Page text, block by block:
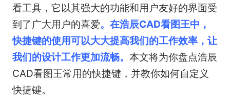
看工具，它以其强大的功能和用户友好的界面受
到了广大用户的喜爱。在浩辰CAD看图王中，
快捷键的使用可以大大提高我们的工作效率，让
我们的设计工作更加流畅。 本文将为你盘点浩辰
CAD看图王常用的快捷键，并教你如何自定义
快捷键。